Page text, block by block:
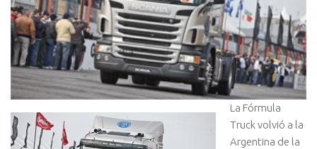
La Fórmula
Truck volvió a la
Argentina de la